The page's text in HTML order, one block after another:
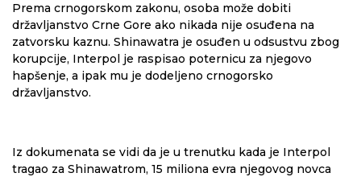
Prema crnogorskom zakonu, osoba može dobiti
državljanstvo Crne Gore ako nikada nije osuđena na
zatvorsku kaznu. Shinawatra je osuđen u odsustvu zbog
korupcije, Interpol je raspisao poternicu za njegovo
hapšenje, a ipak mu je dodeljeno crnogorsko
državljanstvo.
Iz dokumenata se vidi da je u trenutku kada je Interpol
tragao za Shinawatrom, 15 miliona evra njegovog novca